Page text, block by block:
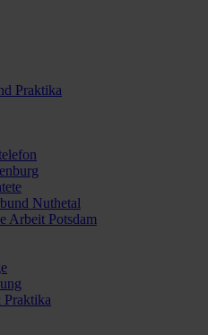
Praktika
Nuthetal
Arbeit Potsdam